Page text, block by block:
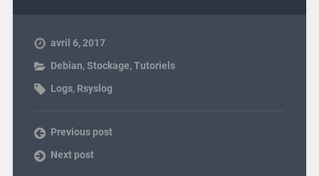
avril 6, 2017
Debian,Stockage,Tutoriels
Logs, Rsyslog
Previous post
Next post